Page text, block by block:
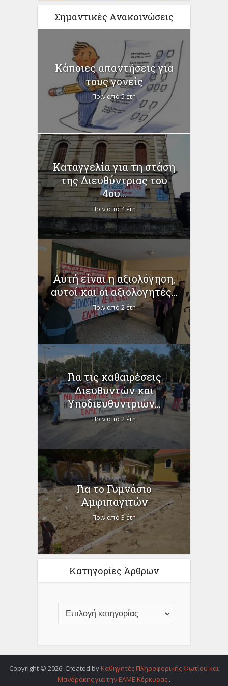
Σημαντικές Ανακοινώσεις
Κάποιες απαντήσεις για
τους γονείς
Πριν από 5 έτη
Καταγγελία για τη στάση
της Διευθύντριας του
4ου...
Πριν από 4 έτη
Αυτή είναι η αξιολόγηση,
αυτοί και οι αξιολογητές...
Πριν από 2 έτη
Για τις καθαιρέσεις
Διευθυντών και
Υποδιευθυντριών...
Πριν από 2 έτη
Για το Γυμνάσιο
Αμφιπαγιτών
Πριν από 3 έτη
Κατηγορίες Άρθρων
Copyright © 2026. Created by Καθηγητές Πληροφορικής Φωτίου και
Μανδράκης για την ΕΛΜΕ Κέρκυρας .